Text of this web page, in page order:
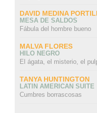
DAVID MEDINA
MESA DE SALDOS
Fábula del hombre bueno
MALVA FLORES
HILO NEGRO
El ágata, el misterio, el
TANYA HUNTINGTON
LATIN AMERICAN SUITE
Cumbres borrascosas